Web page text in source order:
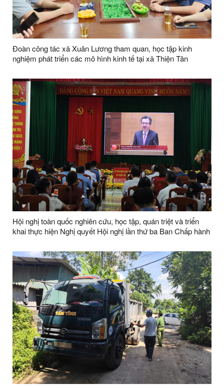
Đoàn công tác xã Xuân Lương tham quan, học tập kinh
nghiệm phát triển các mô hình kinh tế tại xã Thiện Tân
Hội nghị toàn quốc nghiên cứu, học tập, quán triệt và triển
khai thực hiện Nghị quyết Hội nghị lần thứ ba Ban Chấp hành